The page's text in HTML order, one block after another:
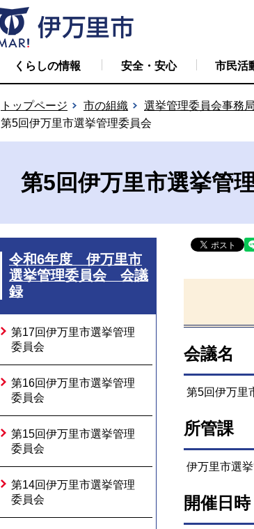
くらしの情報 安全・安心 市民活
トップページ 市の組織 選挙管理委員会事務局
第5回伊万里市選挙管理委員会
第5回伊万里市選挙管
令和6年度 伊万里市
選挙管理委員会 会議
録
第17回伊万里市選挙管理
委員会
第16回伊万里市選挙管理
委員会
第15回伊万里市選挙管理
委員会
第14回伊万里市選挙管理
委員会
会議名
第5回伊万里
所管課
伊万里市選
開催日時